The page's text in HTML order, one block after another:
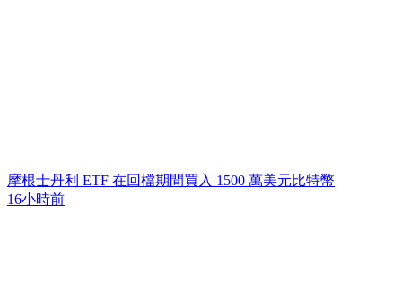
摩根士丹利 ETF 在回檔期間買入 1500 萬美元比特幣
16小時前